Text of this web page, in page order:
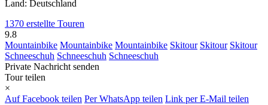
Land: Deutschland
1370 erstellte Touren
9.8
Mountainbike Mountainbike Mountainbike Skitour Skitour Skitour
Schneeschuh Schneeschuh Schneeschuh
Private Nachricht senden
Tour teilen
×
Auf Facebook teilen Per WhatsApp teilen Link per E-Mail teilen